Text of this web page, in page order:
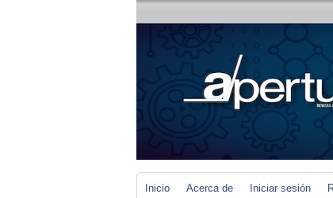
Inicio Acerca de Iniciar sesión